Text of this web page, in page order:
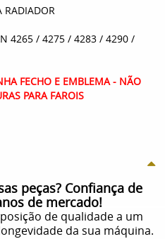
RADIADOR
4265 / 4275 / 4283 / 4290 /
FECHO E EMBLEMA - NÃO
PARA FAROIS
peças? Confiança de
de mercado!
de qualidade a um
da sua máquina.